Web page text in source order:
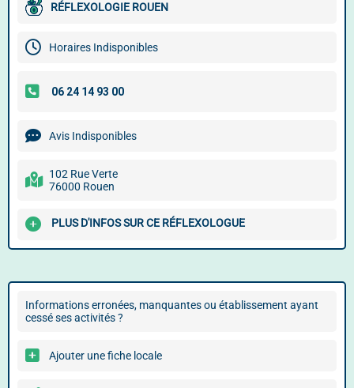
RÉFLEXOLOGIE ROUEN
Horaires Indisponibles
Avis Indisponibles
102 Rue Verte
76000 Rouen
PLUS D'INFOS SUR CE RÉFLEXOLOGUE
Informations erronées, manquantes ou établissement ayant
cessé ses activités ?
Ajouter une fiche locale